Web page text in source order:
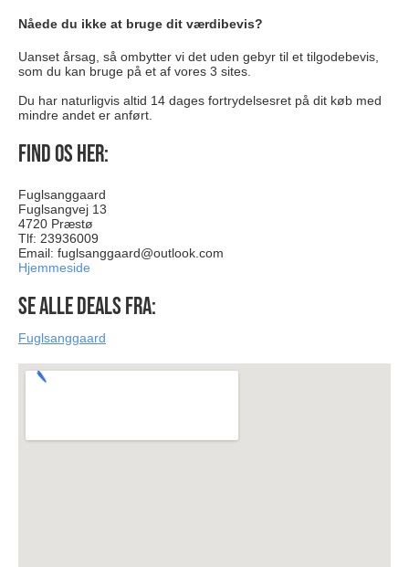
Nåede du ikke at bruge dit værdibevis?
Uanset årsag, så ombytter vi det uden gebyr til et tilgodebevis,
som du kan bruge på et af vores 3 sites.
Du har naturligvis altid 14 dages fortrydelsesret på dit køb med
mindre andet er anført.
Find os her:
Fuglsanggaard
Fuglsangvej 13
4720 Præstø
Tlf: 23936009
Email: fuglsanggaard@outlook.com
Hjemmeside
Se alle deals fra:
Fuglsanggaard